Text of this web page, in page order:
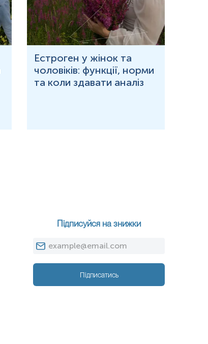
Естроген у жінок та
чоловіків: функції, норми
та коли здавати аналіз
Підписуйся на знижки
Підписатись